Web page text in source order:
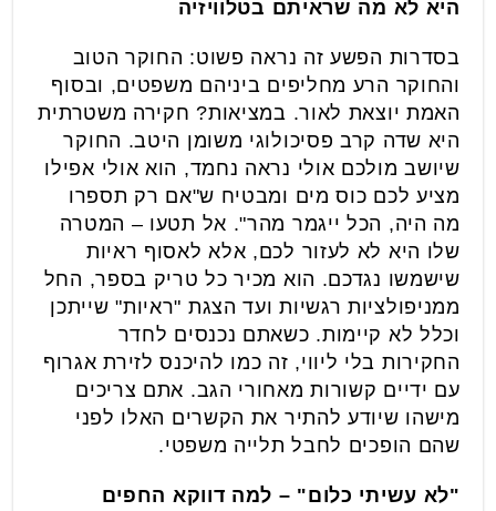
היא לא מה שראיתם בטלוויזיה
בסדרות הפשע זה נראה פשוט: החוקר הטוב
והחוקר הרע מחליפים ביניהם משפטים, ובסוף
האמת יוצאת לאור. במציאות? חקירה משטרתית
היא שדה קרב פסיכולוגי משומן היטב. החוקר
שיושב מולכם אולי נראה נחמד, הוא אולי אפילו
מציע לכם כוס מים ומבטיח ש"אם רק תספרו
מה היה, הכל ייגמר מהר". אל תטעו – המטרה
שלו היא לא לעזור לכם, אלא לאסוף ראיות
שישמשו נגדכם. הוא מכיר כל טריק בספר, החל
ממניפולציות רגשיות ועד הצגת "ראיות" שייתכן
וכלל לא קיימות. כשאתם נכנסים לחדר
החקירות בלי ליווי, זה כמו להיכנס לזירת אגרוף
עם ידיים קשורות מאחורי הגב. אתם צריכים
מישהו שיודע להתיר את הקשרים האלו לפני
שהם הופכים לחבל תלייה משפטי.
"לא עשיתי כלום" – למה דווקא החפים